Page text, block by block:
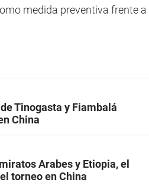
medida preventiva frente a
Tinogasta y Fiambalá
China
Arabes y Etiopia, el
torneo en China